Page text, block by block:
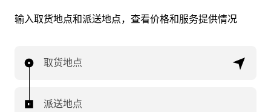
输入取货地点和派送地点，查看价格和服务提供情况
取货地点
派送地点